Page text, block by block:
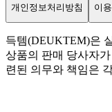
개인정보처리방침 이
득템(DEUKTEM)은
상품의 판매 당사자
련된 의무와 책임은